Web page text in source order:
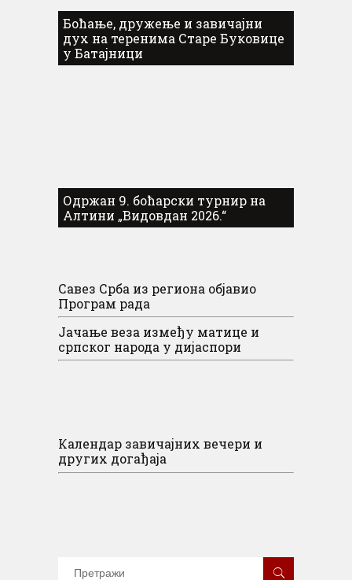
Боћање, дружење и завичајни
дух на теренима Старе Буковице
у Батајници
Одржан 9. боћарски турнир на
Алтини „Видовдан 2026.“
Савез Срба из региона објавио
Програм рада
Јачање веза између матице и
српског народа у дијаспори
Календар завичајних вечери и
других догађаја